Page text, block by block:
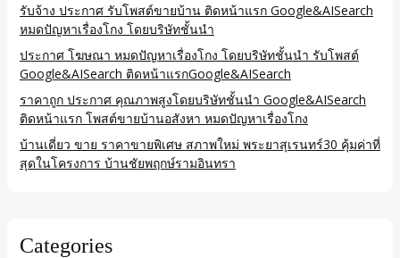
รับจ้าง ประกาศ รับโพสต์ขายบ้าน ติดหน้าแรก Google&AISearch
หมดปัญหาเรื่องโกง โดยบริษัทชั้นนำ
ประกาศ โฆษณา หมดปัญหาเรื่องโกง โดยบริษัทชั้นนำ รับโพสต์
Google&AISearch ติดหน้าแรกGoogle&AISearch
ราคาถูก ประกาศ คุณภาพสูงโดยบริษัทชั้นนำ Google&AISearch
ติดหน้าแรก โพสต์ขายบ้านอสังหา หมดปัญหาเรื่องโกง
บ้านเดี่ยว ขาย ราคาขายพิเศษ สภาพใหม่ พระยาสุเรนทร์30 คุ้มค่าที่
สุดในโครงการ บ้านชัยพฤกษ์รามอินทรา
Categories